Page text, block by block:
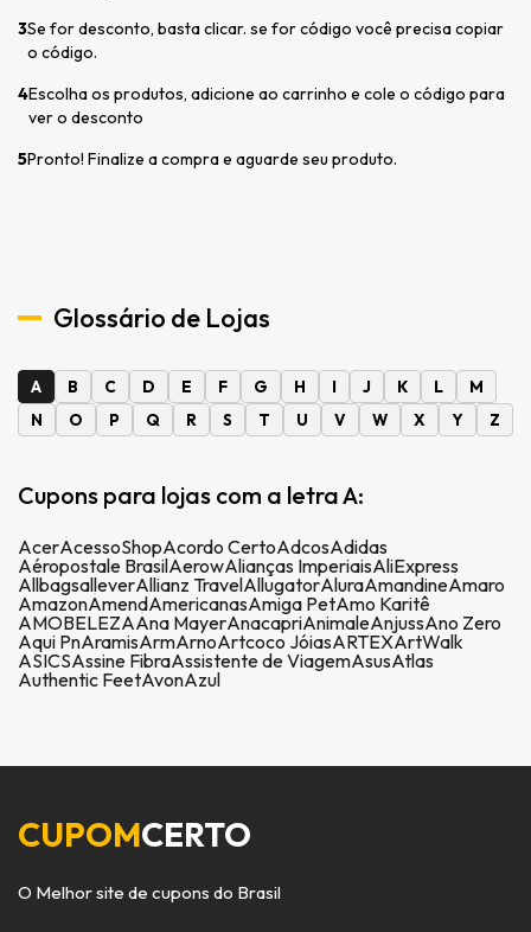
3Se for desconto, basta clicar. se for código você precisa copiar
o código.
4Escolha os produtos, adicione ao carrinho e cole o código para
ver o desconto
5Pronto! Finalize a compra e aguarde seu produto.
Glossário de Lojas
A B C D E F G H I J K L
M
N
O P Q R S T U V W X Y Z
Cupons para lojas com a letra A:
AcerAcessoShopAcordo CertoAdcosAdidas
Aéropostale BrasilAerowAlianças ImperiaisAliExpress
AllbagsalleverAllianz TravelAllugatorAluraAmandineAmaro
AmazonAmendAmericanasAmiga PetAmo Karitê
AMOBELEZAAna MayerAnacapriAnimaleAnjussAno Zero
Aqui PnAramisArmArnoArtcoco JóiasARTEXArtWalk
ASICSAssine FibraAssistente de ViagemAsusAtlas
Authentic FeetAvonAzul
CUPOMCERTO
O Melhor site de cupons do Brasil